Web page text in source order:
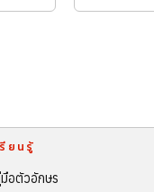
ยนรู้
อตัวอักษร